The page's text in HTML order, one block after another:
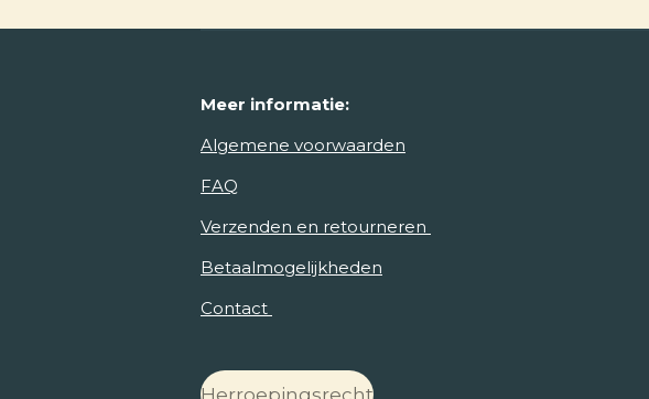
Meer informatie:
Algemene voorwaarden
FAQ
Verzenden en retourneren
Betaalmogelijkheden
Contact